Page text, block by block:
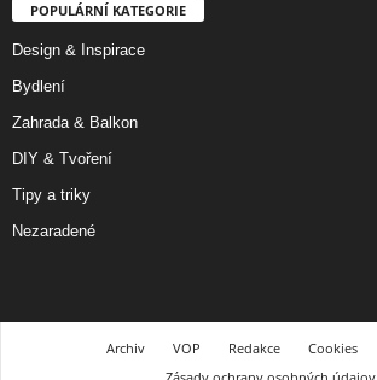
POPULÁRNÍ KATEGORIE
Design & Inspirace
Bydlení
Zahrada & Balkon
DIY & Tvoření
Tipy a triky
Nezaradené
Archiv VOP Redakce Cookies